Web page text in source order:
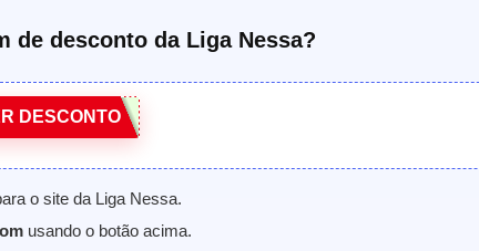
de desconto da Liga Nessa?
DESCONTO
o site da Liga Nessa.
usando o botão acima.